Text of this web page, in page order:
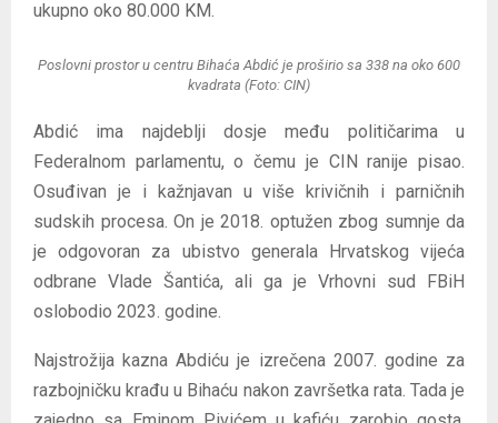
ukupno oko 80.000 KM.
Poslovni prostor u centru Bihaća Abdić je proširio sa 338 na oko 600
kvadrata (Foto: CIN)
Abdić ima najdeblji dosje među političarima u
Federalnom parlamentu, o čemu je CIN ranije pisao.
Osuđivan je i kažnjavan u više krivičnih i parničnih
sudskih procesa. On je 2018. optužen zbog sumnje da
je odgovoran za ubistvo generala Hrvatskog vijeća
odbrane Vlade Šantića, ali ga je Vrhovni sud FBiH
oslobodio 2023. godine.
Najstrožija kazna Abdiću je izrečena 2007. godine za
razbojničku krađu u Bihaću nakon završetka rata. Tada je